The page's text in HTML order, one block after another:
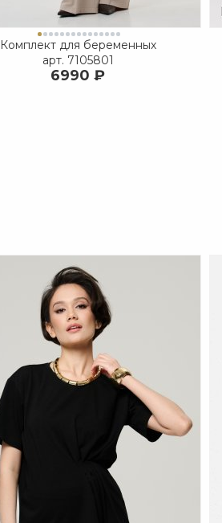
Комплект для беременных
арт. 7105801
6990 ₽